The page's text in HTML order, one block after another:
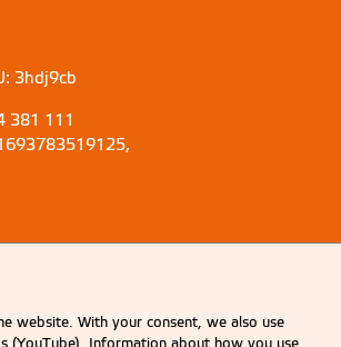
3hdj9cb
381 111
website. With your consent, we also use
(YouTube). Information about how you use